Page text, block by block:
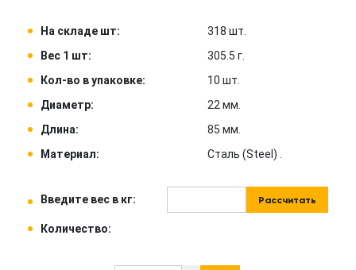
На складе шт:
318 шт.
Вес 1 шт:
305.5 г.
Кол-во в упаковке:
10 шт.
Диаметр:
22 мм.
Длина:
85 мм.
Материал:
Сталь (Steel) .
Введите вес в кг: Рассчитать
Количество: